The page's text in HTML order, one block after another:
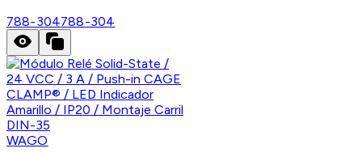
788-304788-304
WAGO